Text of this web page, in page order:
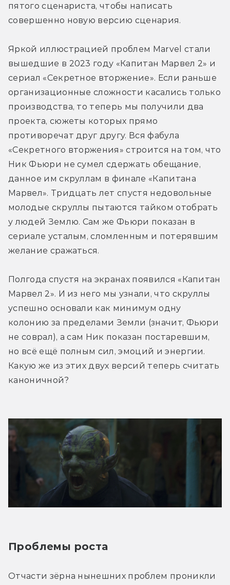
пятого сценариста, чтобы написать
совершенно новую версию сценария.
Яркой иллюстрацией проблем Marvel стали
вышедшие в 2023 году «Капитан Марвел 2» и
сериал «Секретное вторжение». Если раньше
организационные сложности касались только
производства, то теперь мы получили два
проекта, сюжеты которых прямо
противоречат друг другу. Вся фабула
«Секретного вторжения» строится на том, что
Ник Фьюри не сумел сдержать обещание,
данное им скруллам в финале «Капитана
Марвел». Тридцать лет спустя недовольные
молодые скруллы пытаются тайком отобрать
у людей Землю. Сам же Фьюри показан в
сериале усталым, сломленным и потерявшим
желание сражаться.
Полгода спустя на экранах появился «Капитан
Марвел 2». И из него мы узнали, что скруллы
успешно основали как минимум одну
колонию за пределами Земли (значит, Фьюри
не соврал), а сам Ник показан постаревшим,
но всё ещё полным сил, эмоций и энергии.
Какую же из этих двух версий теперь считать
каноничной?
Проблемы роста
Отчасти зёрна нынешних проблем проникли